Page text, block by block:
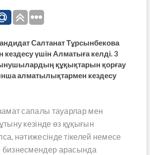
Салтанат Тұрсынбекова
үшін Алматыға келді. 3
құқықтарын қорғау
алматылықтармен кездесу
сапалы тауарлар мен
кезінде өз құқығын
нәтижесінде тікелей немесе
арасында